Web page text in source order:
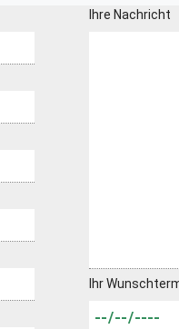
Ihre Nachricht
Ihr